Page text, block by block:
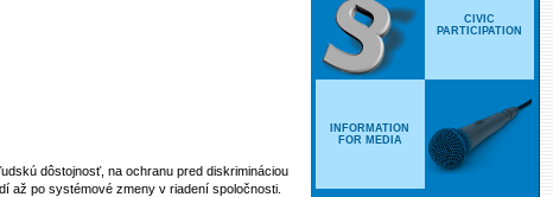
dôstojnosť, na ochranu pred diskrimináciou
až po systémové zmeny v riadení spoločnosti.
CIVIC
PARTICIPATION
INFORMATION
FOR MEDIA